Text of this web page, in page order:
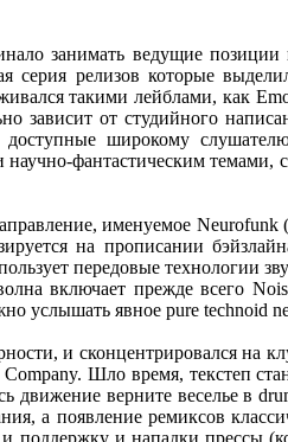
занимать ведущие
серия релизов которые
такими лейблами, как
зависит от студийного
широкому
научно-фантастическим
именуемое
на прописании
передовые технологии
включает прежде всего
услышать явное pure technoid
и сконцентрировался на
Шло время, текстеп
движение верните веселье в
появление ремиксов